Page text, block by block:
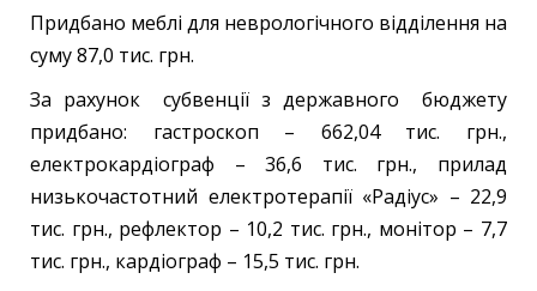
Придбано меблі для неврологічного відділення на
суму 87,0 тис. грн.
За рахунок субвенції з державного бюджету
придбано: гастроскоп – 662,04 тис. грн.,
електрокардіограф – 36,6 тис. грн., прилад
низькочастотний електротерапії «Радіус» – 22,9
тис. грн., рефлектор – 10,2 тис. грн., монітор – 7,7
тис. грн., кардіограф – 15,5 тис. грн.